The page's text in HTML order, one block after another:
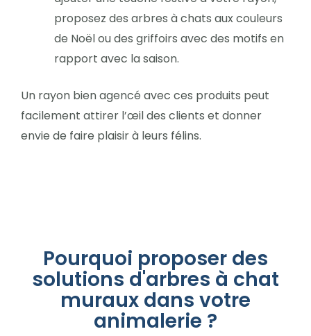
proposez des arbres à chats aux couleurs
de Noël ou des griffoirs avec des motifs en
rapport avec la saison.
Un rayon bien agencé avec ces produits peut
facilement attirer l’œil des clients et donner
envie de faire plaisir à leurs félins.
Pourquoi proposer des
solutions d'arbres à chat
muraux dans votre
animalerie ?